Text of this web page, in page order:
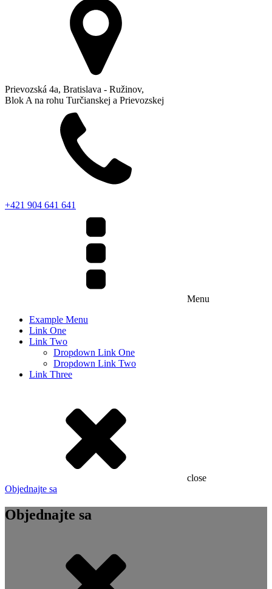
Prievozská 4a, Bratislava - Ružinov,
Blok A na rohu Turčianskej a Prievozskej
+421 904 641 641
Menu
Example Menu
Link One
Link Two
Dropdown Link One
Dropdown Link Two
Link Three
close
Objednajte sa
Objednajte sa